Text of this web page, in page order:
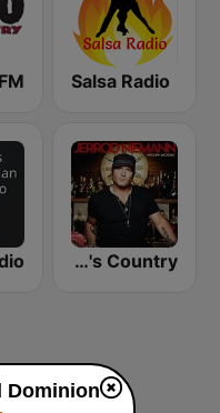
Salsa Radio
GotRadio - Today's Country